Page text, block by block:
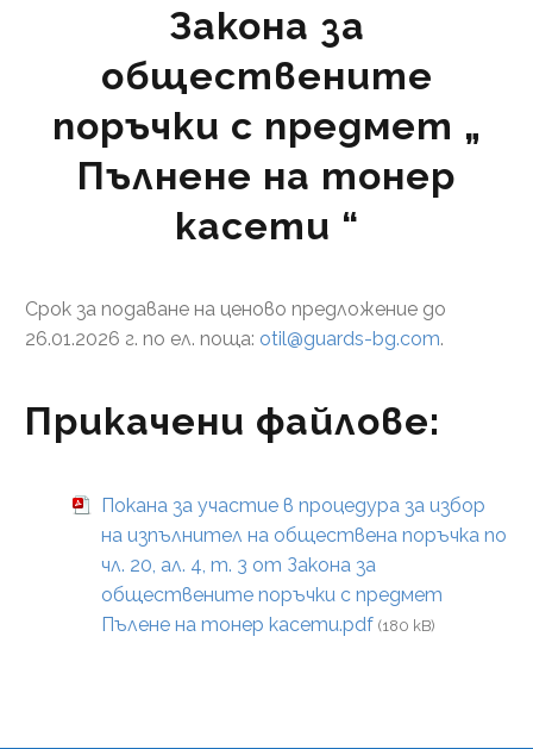
Закона за
обществените
поръчки с предмет „
Пълнене на тонер
касети “
Срок за подаване на ценово предложение до
26.01.2026 г. по ел. поща: otil@guards-bg.com.
Прикачени файлове:
Покана за участие в процедура за избор
на изпълнител на обществена поръчка по
чл. 20, ал. 4, т. 3 от Закона за
обществените поръчки с предмет
Пълене на тонер касети.pdf (180 kB)